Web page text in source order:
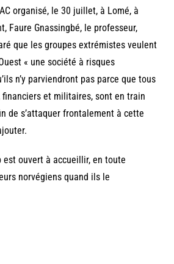
organisé, le 30 juillet, à Lomé, à
Faure Gnassingbé, le professeur,
que les groupes extrémistes veulent
« une société à risques
n’y parviendront pas parce que tous
et militaires, sont en train
de s’attaquer frontalement à cette
est ouvert à accueillir, en toute
norvégiens quand ils le